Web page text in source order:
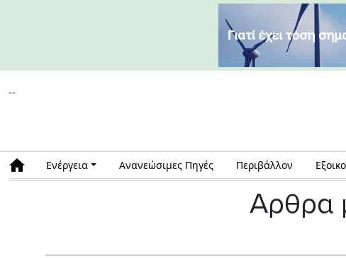
--
Ενέργεια Ανανεώσιμες Πηγές Περιβάλλον
Αρθρα